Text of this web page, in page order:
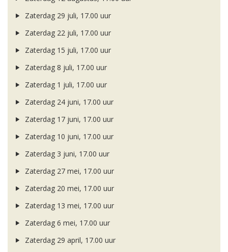
Zaterdag 29 juli, 17.00 uur
Zaterdag 22 juli, 17.00 uur
Zaterdag 15 juli, 17.00 uur
Zaterdag 8 juli, 17.00 uur
Zaterdag 1 juli, 17.00 uur
Zaterdag 24 juni, 17.00 uur
Zaterdag 17 juni, 17.00 uur
Zaterdag 10 juni, 17.00 uur
Zaterdag 3 juni, 17.00 uur
Zaterdag 27 mei, 17.00 uur
Zaterdag 20 mei, 17.00 uur
Zaterdag 13 mei, 17.00 uur
Zaterdag 6 mei, 17.00 uur
Zaterdag 29 april, 17.00 uur